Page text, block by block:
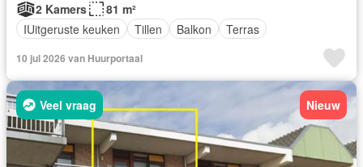
2 Kamers
81 m²
IUitgeruste keuken
Tillen Balkon Terras
10 jul 2026 van Huurportaal
Veel vraag Nieuw